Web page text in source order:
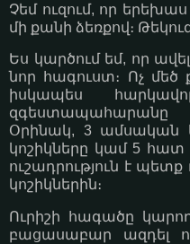
Չեմ ուզում, որ
մի քանի ձեռքով։
Ես կարծում եմ, որ
նոր հագուստ։ Ոչ մեծ
իսկապես
զգեստապահարանը
Օրինակ, 3 ամսական
կոշիկները կամ 5
ուշադրություն է
կոշիկներին։
Ուրիշի հագածը
բացասաբար ազդել